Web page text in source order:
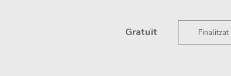
Gratuït Finalitzat